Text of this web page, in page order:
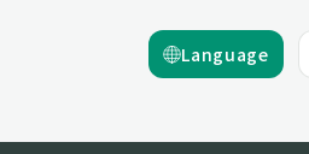
Language